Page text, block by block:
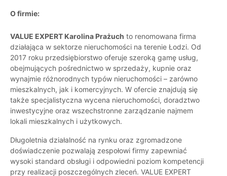
O firmie:
VALUE EXPERT Karolina Prażuch to renomowana firma
działająca w sektorze nieruchomości na terenie Łodzi. Od
2017 roku przedsiębiorstwo oferuje szeroką gamę usług,
obejmujących pośrednictwo w sprzedaży, kupnie oraz
wynajmie różnorodnych typów nieruchomości – zarówno
mieszkalnych, jak i komercyjnych. W ofercie znajdują się
także specjalistyczna wycena nieruchomości, doradztwo
inwestycyjne oraz wszechstronne zarządzanie najmem
lokali mieszkalnych i użytkowych.
Długoletnia działalność na rynku oraz zgromadzone
doświadczenie pozwalają zespołowi firmy zapewniać
wysoki standard obsługi i odpowiedni poziom kompetencji
przy realizacji poszczególnych zleceń. VALUE EXPERT